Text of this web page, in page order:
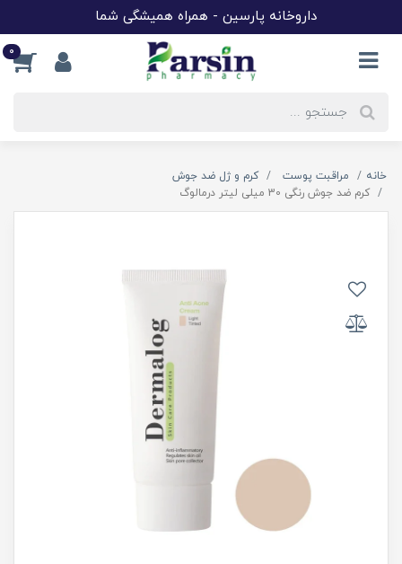
داروخانه پارسین - همراه همیشگی شما
0
خانه مراقبت پوست
کرم و ژل ضد جوش
کرم ضد جوش رنگی 30 میلی لیتر درمالوگ